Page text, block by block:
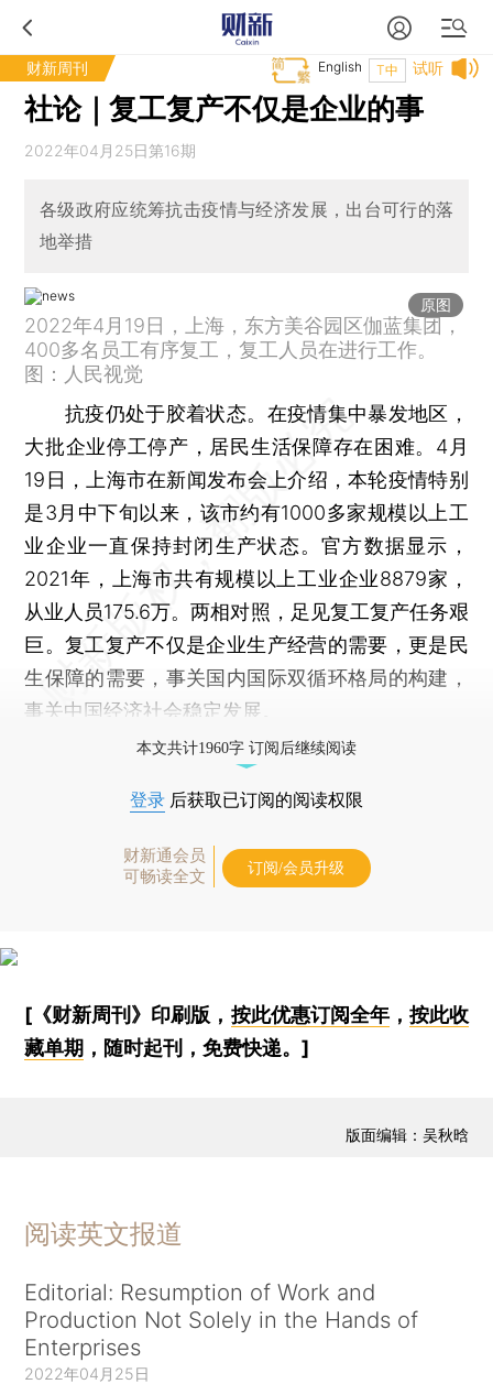
财新周刊 试听
T中
English
社论｜复工复产不仅是企业的事
2022年04月25日第16期
各级政府应统筹抗击疫情与经济发展，出台可行的落
地举措
原图
2022年4月19日，上海，东方美谷园区伽蓝集团，
400多名员工有序复工，复工人员在进行工作。
图：人民视觉
抗疫仍处于胶着状态。在疫情集中暴发地区，
大批企业停工停产，居民生活保障存在困难。4月
19日，上海市在新闻发布会上介绍，本轮疫情特别
是3月中下旬以来，该市约有1000多家规模以上工
业企业一直保持封闭生产状态。官方数据显示，
2021年，上海市共有规模以上工业企业8879家，
从业人员175.6万。两相对照，足见复工复产任务艰
巨。复工复产不仅是企业生产经营的需要，更是民
生保障的需要，事关国内国际双循环格局的构建，
事关中国经济社会稳定发展。
本文共计1960字 订阅后继续阅读
登录 后获取已订阅的阅读权限
财新通会员
可畅读全文
订阅/会员升级
[《财新周刊》印刷版， 按此优惠订阅全年， 按此收
藏单期 ，随时起刊，免费快递。]
版面编辑：吴秋晗
阅读英文报道
Editorial: Resumption of Work and
Production Not Solely in the Hands of
Enterprises
2022年04月25日